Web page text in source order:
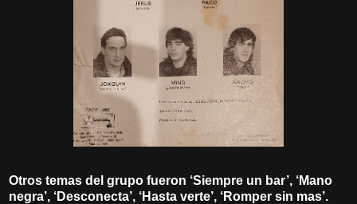
Otros temas del grupo fueron ‘Siempre un bar’, ‘Mano
negra’, ‘Desconecta’, ‘Hasta verte’, ‘Romper sin mas’.